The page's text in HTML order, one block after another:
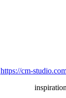
https://cm-